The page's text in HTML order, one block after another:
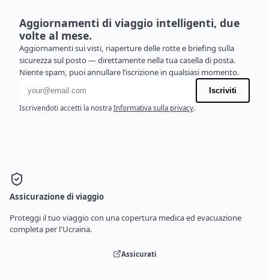
Aggiornamenti di viaggio intelligenti, due
volte al mese.
Aggiornamenti sui visti, riaperture delle rotte e briefing sulla
sicurezza sul posto — direttamente nella tua casella di posta.
Niente spam, puoi annullare l’iscrizione in qualsiasi momento.
Indirizzo email
Iscriviti
Iscrivendoti accetti la nostra Informativa sulla privacy.
Assicurazione di viaggio
Proteggi il tuo viaggio con una copertura medica ed evacuazione
completa per l'Ucraina.
Assicurati